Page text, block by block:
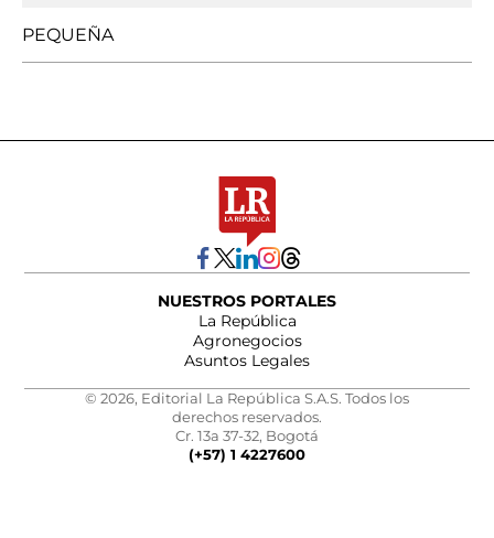
PEQUEÑA
NUESTROS PORTALES
La República
Agronegocios
Asuntos Legales
© 2026, Editorial La República S.A.S. Todos los
derechos reservados.
Cr. 13a 37-32, Bogotá
(+57) 1 4227600